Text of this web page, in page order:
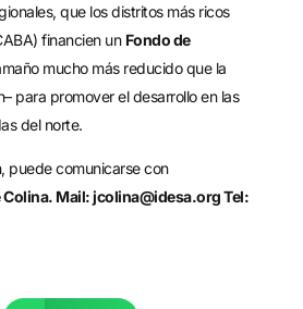
que los distritos más ricos
financien un Fondo de
mucho más reducido que la
para promover el desarrollo en las
del norte.
puede comunicarse con
Mail: jcolina@idesa.org Tel: